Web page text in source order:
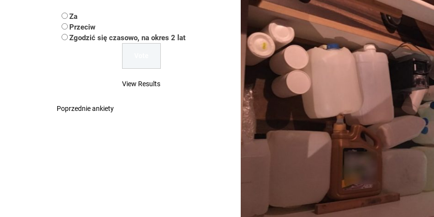
Uwaga Dębieńsko – woda nieprzydatna do spożycia!!!
Dość komentowania kolejnych afer w ochronie zdrowia — czas zacząć mówić o
Za
Przeciw
Zgodzić się czasowo, na okres 2 lat
View Results
Poprzednie ankiety